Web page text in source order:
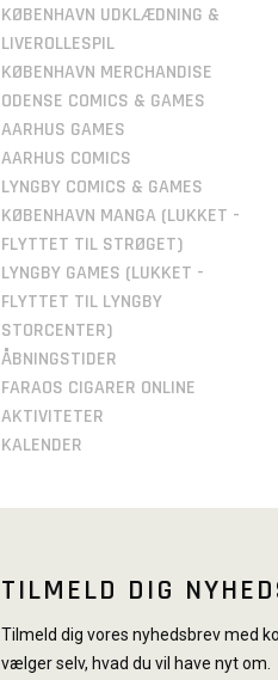
KØBENHAVN UDKLÆDNING &
LIVEROLLESPIL
KØBENHAVN MERCHANDISE
ODENSE COMICS & GAMES
AARHUS GAMES
AARHUS COMICS
LYNGBY COMICS & GAMES
KØBENHAVN MANGA (LUKKET -
FLYTTET TIL STRØGET)
LYNGBY GAMES (LUKKET -
FLYTTET TIL LYNGBY
STORCENTER)
ÅBNINGSTIDER
FARAOS CIGARER ONLINE
AKTIVITETER
KALENDER
TILMELD DIG
Tilmeld dig vores nyhedsbrev med
vælger selv, hvad du vil have nyt om.